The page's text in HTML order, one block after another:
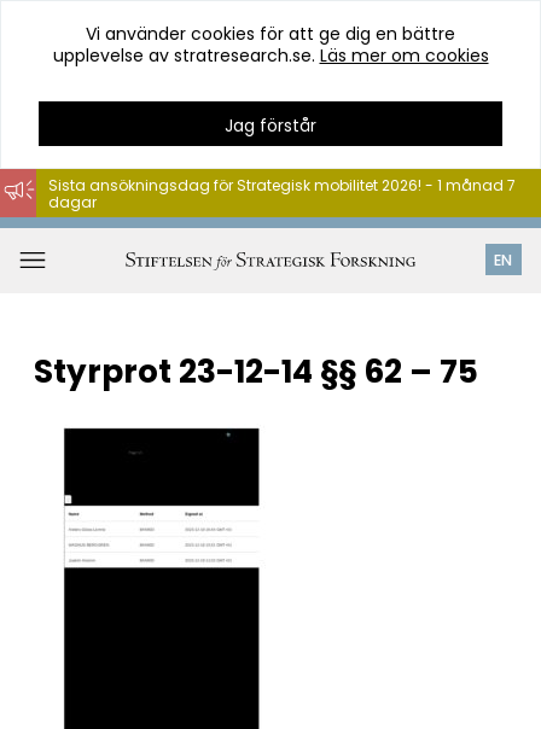
Hoppa
till
innehåll
Vi använder cookies för att ge dig en bättre
upplevelse av stratresearch.se. Läs mer om cookies
Jag förstår
EN
Sista ansökningsdag för Strategisk mobilitet 2026! - 1 månad 7
dagar
Styrprot 23-12-14 §§ 62 – 75